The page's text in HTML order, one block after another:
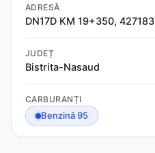
ADRESĂ
DN17D KM 19+350, 427183
JUDEȚ
Bistrita-Nasaud
CARBURANȚI
Benzină 95